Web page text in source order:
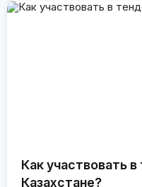
Как участвовать
Казахстане?